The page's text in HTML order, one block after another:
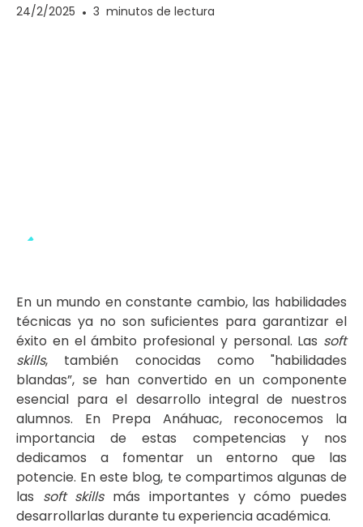
24/2/2025 • 3 minutos de lectura
En un mundo en constante cambio, las habilidades
técnicas ya no son suficientes para garantizar el
éxito en el ámbito profesional y personal. Las soft
skills, también conocidas como "habilidades
blandas”, se han convertido en un componente
esencial para el desarrollo integral de nuestros
alumnos. En Prepa Anáhuac, reconocemos la
importancia de estas competencias y nos
dedicamos a fomentar un entorno que las
potencie. En este blog, te compartimos algunas de
las soft skillsmás importantes y cómo puedes
desarrollarlas durante tu experiencia académica.